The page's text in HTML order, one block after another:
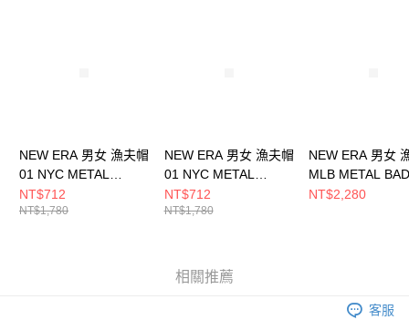
NEW ERA 男女 漁夫帽
01 NYC METAL
BADGE NEW ERA
NE13773861
NT$712
NT$1,780
NEW ERA 男女 漁夫帽
01 NYC METAL
BADGE NEW ERA
NE13773860
NT$712
NT$1,780
NEW ERA 男女
MLB METAL
FW25 洛杉磯道
NT$2,280
相關推薦
客服